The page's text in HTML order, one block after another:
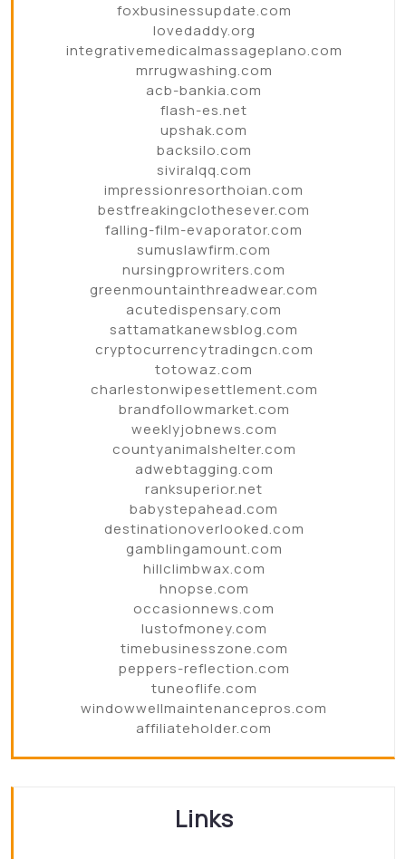
foxbusinessupdate.com
lovedaddy.org
integrativemedicalmassageplano.com
mrrugwashing.com
acb-bankia.com
flash-es.net
upshak.com
backsilo.com
siviralqq.com
impressionresorthoian.com
bestfreakingclothesever.com
falling-film-evaporator.com
sumuslawfirm.com
nursingprowriters.com
greenmountainthreadwear.com
acutedispensary.com
sattamatkanewsblog.com
cryptocurrencytradingcn.com
totowaz.com
charlestonwipesettlement.com
brandfollowmarket.com
weeklyjobnews.com
countyanimalshelter.com
adwebtagging.com
ranksuperior.net
babystepahead.com
destinationoverlooked.com
gamblingamount.com
hillclimbwax.com
hnopse.com
occasionnews.com
lustofmoney.com
timebusinesszone.com
peppers-reflection.com
tuneoflife.com
windowwellmaintenancepros.com
affiliateholder.com
Links